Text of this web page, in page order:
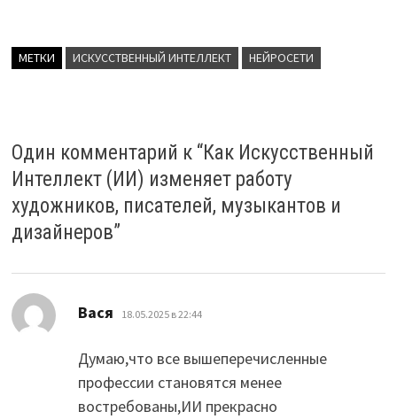
МЕТКИ ИСКУССТВЕННЫЙ ИНТЕЛЛЕКТ НЕЙРОСЕТИ
Один комментарий к “Как Искусственный
Интеллект (ИИ) изменяет работу
художников, писателей, музыкантов и
дизайнеров”
Вася 18.05.2025 в 22:44
Думаю,что все вышеперечисленные
профессии становятся менее
востребованы,ИИ прекрасно